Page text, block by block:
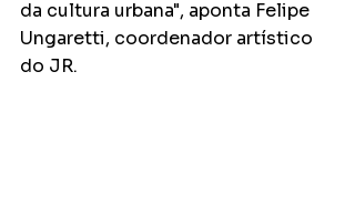
da cultura urbana", aponta Felipe
Ungaretti, coordenador artístico
do JR.